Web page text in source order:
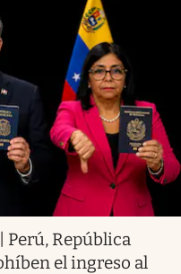
Perú, República
el ingreso al